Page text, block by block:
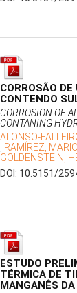
CORROSÃO
CONTENDO
CORROSION OF
CONTANING
ALONSO-
; RAMÍREZ,
GOLDENSTEIN,
DOI: 10.5151/
ESTUDO
TÉRMICA DE
MANGANÊS